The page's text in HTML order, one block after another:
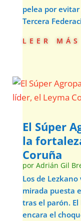
pelea por
Tercera
leer más
El Súper
la
Coruña
por Adrián Gil
Los de
mirada puesta
tras el parón.
encara el